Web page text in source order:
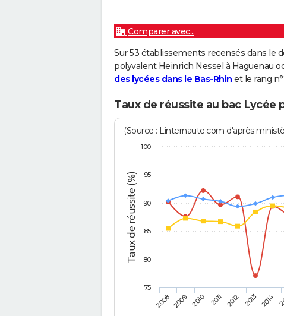
Comparer avec...
Sur 53 établissements recensés dans le
polyvalent Heinrich Nessel à Haguenau
des lycées dans le Bas-Rhin et le rang
Taux de réussite au bac Lycée
Taux de réussite (%)
(Source : Linternaute.com d'après
2008 2009 2010 2011 2012 2013 2014
75
80
85
90
95
100